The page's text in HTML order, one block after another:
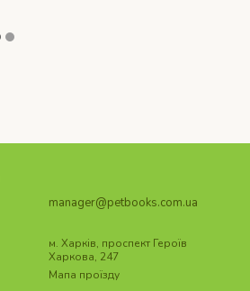
manager@petbooks.com.ua
м. Харків, проспект Героїв
Харкова, 247
Мапа проїзду